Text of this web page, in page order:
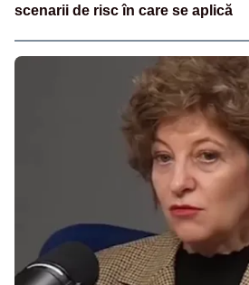
scenarii de risc în care se aplică